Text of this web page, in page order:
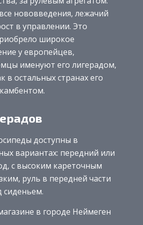
нововведения, лежачий
в управлении. Это
широкое
у европейцев,
именуют его лигерадом,
в остальных странах его
доступны в
вариантах: передний или
с высоким кареточным
руль в передней части
в городе Неймеген